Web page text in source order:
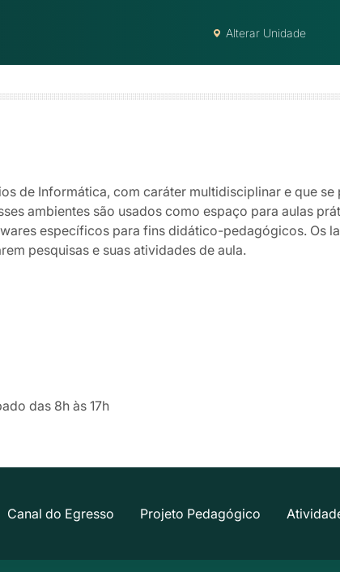
Alterar Unidade
de Informática, com caráter multidisciplinar e que
ambientes são usados como espaço para aulas
específicos para fins didático-pedagógicos. Os
pesquisas e suas atividades de aula.
das 8h às 17h
Canal do Egresso Projeto Pedagógico